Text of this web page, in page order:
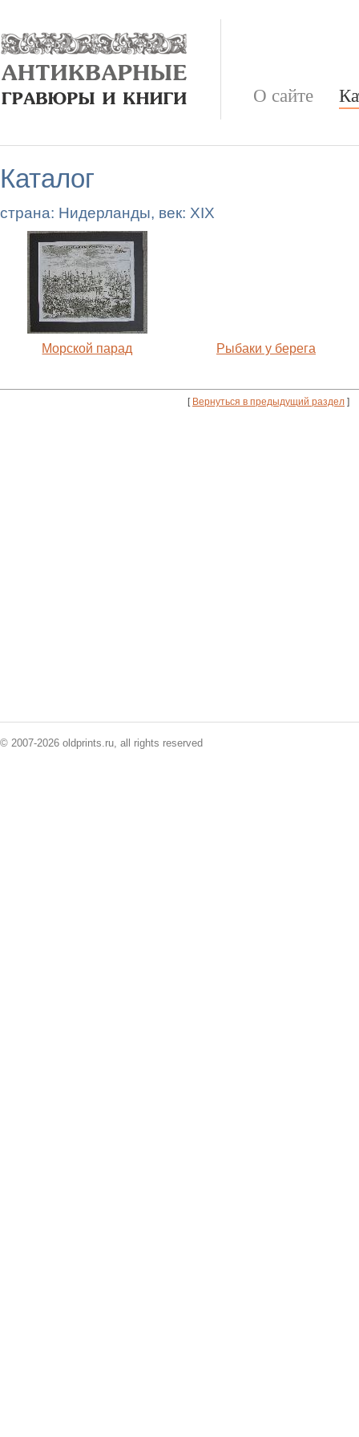
О сайте
Каталог
страна: Нидерланды, век: XIX
Морской парад Рыбаки у берега
[ Вернуться в предыдущий раздел ]
© 2007-2026 oldprints.ru, all rights reserved